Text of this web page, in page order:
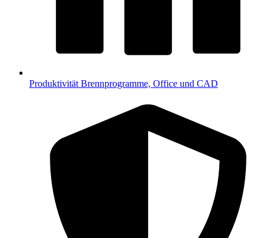
Produktivität Brennprogramme, Office und CAD